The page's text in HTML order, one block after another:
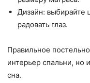
Дизайн: выбирайте
радовать глаз.
Правильное
интерьер спальни, но
сна.